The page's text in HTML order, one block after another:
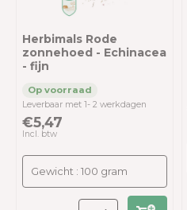
Herbimals Rode
zonnehoed - Echinacea
- fijn
Leverbaar met 1- 2 werkdagen
€5,47
Incl. btw